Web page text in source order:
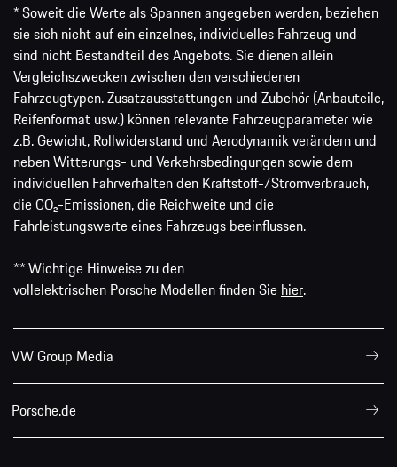
* Soweit die Werte als Spannen angegeben werden, beziehen
sie sich nicht auf ein einzelnes, individuelles Fahrzeug und
sind nicht Bestandteil des Angebots. Sie dienen allein
Vergleichszwecken zwischen den verschiedenen
Fahrzeugtypen. Zusatzausstattungen und Zubehör (Anbauteile,
Reifenformat usw.) können relevante Fahrzeugparameter wie
z.B. Gewicht, Rollwiderstand und Aerodynamik verändern und
neben Witterungs- und Verkehrsbedingungen sowie dem
individuellen Fahrverhalten den Kraftstoff-/Stromverbrauch,
die CO₂-Emissionen, die Reichweite und die
Fahrleistungswerte eines Fahrzeugs beeinflussen.
** Wichtige Hinweise zu den
vollelektrischen Porsche Modellen finden Sie hier.
VW Group Media
Porsche.de